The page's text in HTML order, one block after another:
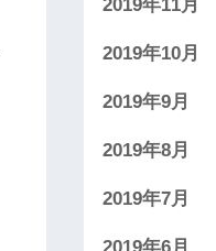
2019年11月
2019年10月
2019年9月
2019年8月
2019年7月